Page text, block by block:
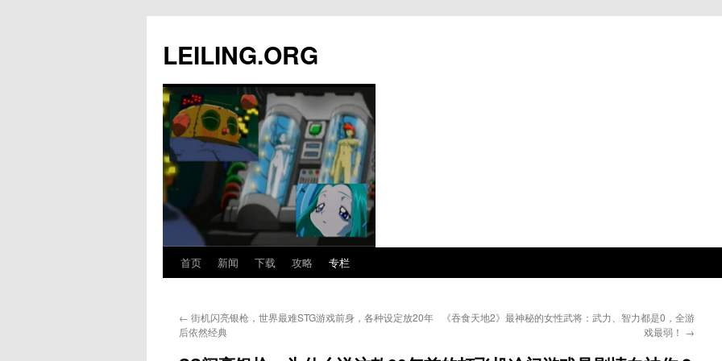
文
LEILING.ORG
首页 新闻 下载 攻略 专栏
← 街机闪亮银枪，世界最难STG游戏前身，各种设定放20年
后依然经典
《吞食天地2》最神秘的女性武将：武力、智力都是0，全游
戏最弱！ →